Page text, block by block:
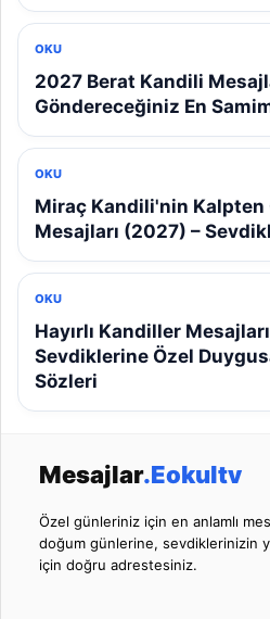
OKU
2027 Berat Kandili
Göndereceğiniz En
OKU
Miraç Kandili'nin Kalpten
Mesajları (2027) –
OKU
Hayırlı Kandiller
Sevdiklerine Özel
Sözleri
Mesajlar.Eokultv
Özel günleriniz için en anlamlı
doğum günlerine, sevdiklerinizin
için doğru adrestesiniz.